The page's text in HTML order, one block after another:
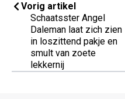
Vorig artikel
Schaatsster Angel
Daleman laat zich zien
in loszittend pakje en
smult van zoete
lekkernij